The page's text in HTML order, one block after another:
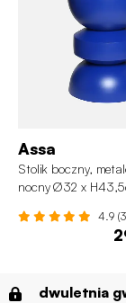
Assa
Stolik boczny,
nocny Ø32 x
4.9
dwuletnia